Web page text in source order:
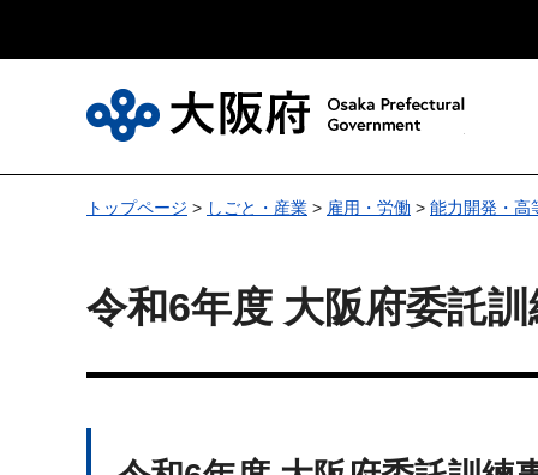
トップページ > しごと・産業 > 雇用・労働 > 能力開発・高
令和6年度 大阪府委託